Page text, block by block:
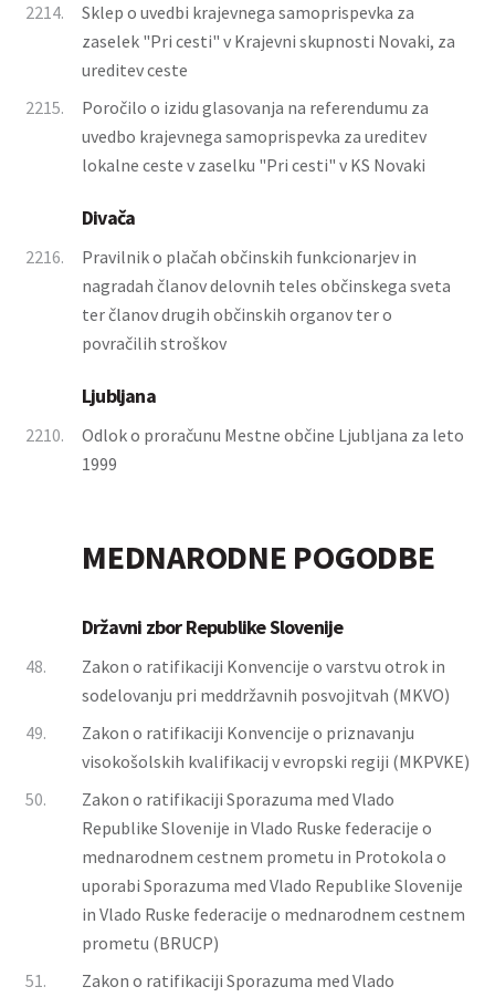
2214.
Sklep o uvedbi krajevnega samoprispevka za
zaselek "Pri cesti" v Krajevni skupnosti Novaki, za
ureditev ceste
2215.
Poročilo o izidu glasovanja na referendumu za
uvedbo krajevnega samoprispevka za ureditev
lokalne ceste v zaselku "Pri cesti" v KS Novaki
Divača
2216.
Pravilnik o plačah občinskih funkcionarjev in
nagradah članov delovnih teles občinskega sveta
ter članov drugih občinskih organov ter o
povračilih stroškov
Ljubljana
2210.
Odlok o proračunu Mestne občine Ljubljana za leto
1999
MEDNARODNE POGODBE
Državni zbor Republike Slovenije
48.
Zakon o ratifikaciji Konvencije o varstvu otrok in
sodelovanju pri meddržavnih posvojitvah (MKVO)
49.
Zakon o ratifikaciji Konvencije o priznavanju
visokošolskih kvalifikacij v evropski regiji (MKPVKE)
50.
Zakon o ratifikaciji Sporazuma med Vlado
Republike Slovenije in Vlado Ruske federacije o
mednarodnem cestnem prometu in Protokola o
uporabi Sporazuma med Vlado Republike Slovenije
in Vlado Ruske federacije o mednarodnem cestnem
prometu (BRUCP)
51.
Zakon o ratifikaciji Sporazuma med Vlado